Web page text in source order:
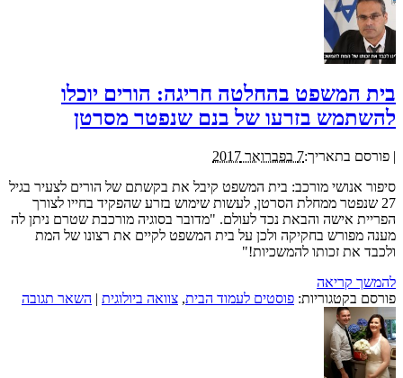
בית המשפט בהחלטה חריגה: הורים יוכלו
להשתמש בזרעו של בנם שנפטר מסרטן
| פורסם בתאריך:7 בפברואר 2017
סיפור אנושי מורכב: בית המשפט קיבל את בקשתם של הורים לצעיר בגיל
27 שנפטר ממחלת הסרטן, לעשות שימוש בזרע שהפקיד בחייו לצורך
הפריית אישה והבאת נכד לעולם. "מדובר בסוגיה מורכבת שטרם ניתן לה
מענה מפורש בחקיקה ולכן על בית המשפט לקיים את רצונו של המת
ולכבד את זכותו להמשכיות!"
להמשך קריאה
פורסם בקטגוריות: פוסטים לעמוד הבית, צוואה ביולוגית | השאר תגובה